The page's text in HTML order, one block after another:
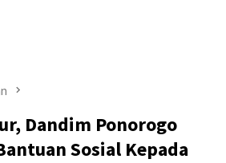
Dandim Ponorogo
Sosial Kepada